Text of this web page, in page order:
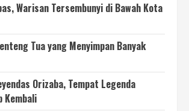
Warisan Tersembunyi di Bawah Kota
Tua yang Menyimpan Banyak
Orizaba, Tempat Legenda
Kembali